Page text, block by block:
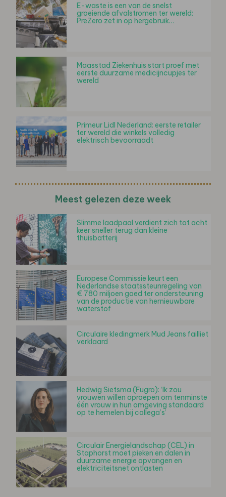
E-waste is een van de snelst
groeiende afvalstromen ter wereld:
PreZero zet in op hergebruik…
Maasstad Ziekenhuis start proef met
eerste duurzame medicijncupjes ter
wereld
Primeur Lidl Nederland: eerste retailer
ter wereld die winkels volledig
elektrisch bevoorraadt
Meest gelezen deze week
Slimme laadpaal verdient zich tot acht
keer sneller terug dan kleine
thuisbatterij
Europese Commissie keurt een
Nederlandse staatssteunregeling van
€ 780 miljoen goed ter ondersteuning
van de productie van hernieuwbare
waterstof
Circulaire kledingmerk Mud Jeans failliet
verklaard
Hedwig Sietsma (Fugro): ‘Ik zou
vrouwen willen oproepen om tenminste
één vrouw in hun omgeving standaard
op te hemelen bij collega’s’
Circulair Energielandschap (CEL) in
Staphorst moet pieken en dalen in
duurzame energie opvangen en
elektriciteitsnet ontlasten